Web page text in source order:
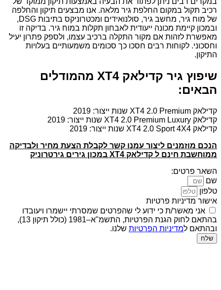
רכיב תקול במקום החלפת גיר מלאה. אנו מבצעים תיקון והחלפה
של מוח גיר, מחשב גיר, סולנואידים ומכטרוניקס בתיבות DSG,
ובמכון קיימת מכונה ייעודית לאבחון תקלות במוח גיר. בדיקה זו
מאפשרת לזהות אם מקור התקלה ברכיב עצמו, ולספק פתרון יעיל
וחסכוני. לקוחות רבים חסכו כך סכומים משמעותיים בעלויות
התיקון.
שיפוץ גיר קדילאק XT4 מהמודלים
הבאים:
קדילאק XT4 2.0 Premium שנות ייצור: 2019
קדילאק XT4 2.0 Premium Luxury שנות ייצור: 2019
קדילאק XT4 2.0 Sport 4X4 שנות ייצור: 2019
הנכם מוזמנים ליצור עמנו קשר לקבלת הצעת מחיר ולבדיקה
ממוחשבת חינם ל קדילאק XT4 במכון גירים גירטרוניק
השאר פרטים:
שם
טלפון
אישור מדיניות פרטיות
אני מאשר/ת כי ידוע לי שהפרטים שמסרתי יישמרו ויעובדו
בהתאם לחוק הגנת הפרטיות, התשמ"א–1981 (כולל תיקון 13),
ובהתאם למדיניות הפרטיות שלנו.
שלח